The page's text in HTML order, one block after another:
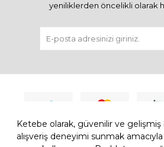
Ketebe olarak, güvenilir ve gelişmiş
alışveriş deneyimi sunmak amacıyla
yeniliklerden öncelikli olarak